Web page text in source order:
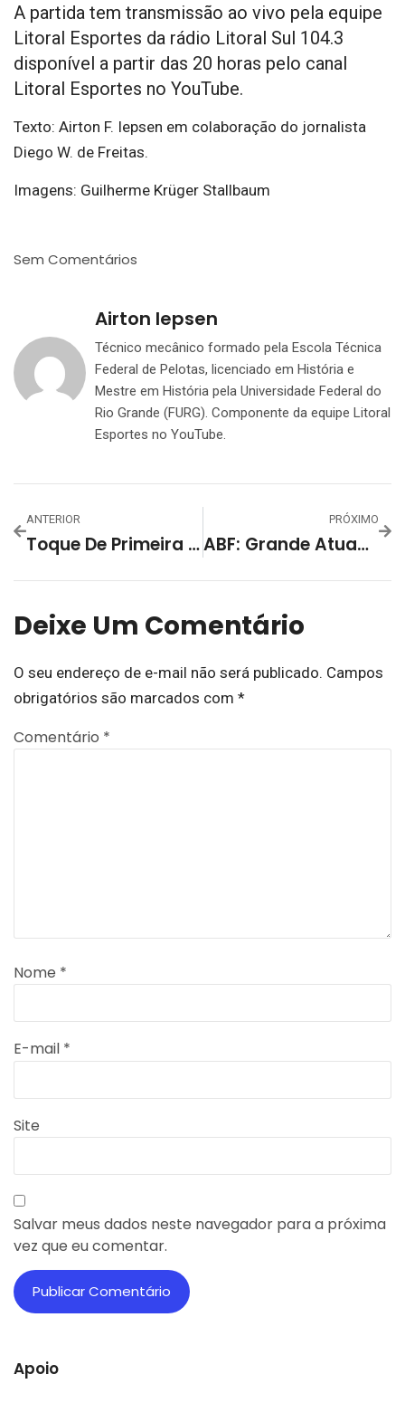
A partida tem transmissão ao vivo pela equipe
Litoral Esportes da rádio Litoral Sul 104.3
disponível a partir das 20 horas pelo canal
Litoral Esportes no YouTube.
Texto: Airton F. Iepsen em colaboração do jornalista
Diego W. de Freitas.
Imagens: Guilherme Krüger Stallbaum
Sem Comentários
Airton Iepsen
Técnico mecânico formado pela Escola Técnica
Federal de Pelotas, licenciado em História e
Mestre em História pela Universidade Federal do
Rio Grande (FURG). Componente da equipe Litoral
Esportes no YouTube.
ANTERIOR
Toque De Primeira Recebe Corredores De Rua, Inaugurando Imagens Pelo Aplicativo
PRÓXIMO
ABF: Grande Atuação Em Carazinho, Primeira Vitória Fora De Casa, E A Liderança Da Chave
Deixe Um Comentário
O seu endereço de e-mail não será publicado. Campos
obrigatórios são marcados com *
Comentário *
Nome *
E-mail *
Site
Salvar meus dados neste navegador para a próxima
vez que eu comentar.
Apoio